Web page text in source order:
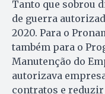
Tanto que sobrou
de guerra
2020. Para o
também para o
Manutenção do
autorizava
contratos e